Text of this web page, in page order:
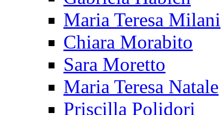
Maria Teresa Milani
Chiara Morabito
Sara Moretto
Maria Teresa Natale
Priscilla Polidori